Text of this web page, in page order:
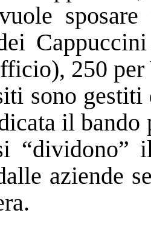
sposare
250
sono gestiti
il
“dividono”
aziende